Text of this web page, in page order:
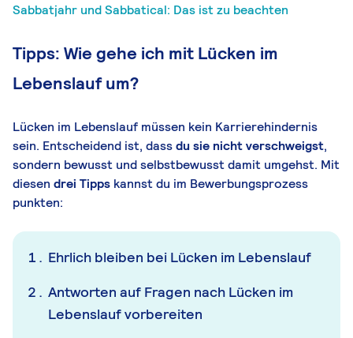
Sabbatjahr und Sabbatical: Das ist zu beachten
Tipps: Wie gehe ich mit Lücken im
Lebenslauf um?
Lücken im Lebenslauf müssen kein Karrierehindernis
sein. Entscheidend ist, dassdu sie nicht verschweigst,
sondern bewusst und selbstbewusst damit umgehst. Mit
diesen drei Tipps kannst du im Bewerbungsprozess
punkten:
Ehrlich bleiben bei Lücken im Lebenslauf
Antworten auf Fragen nach Lücken im
Lebenslauf vorbereiten